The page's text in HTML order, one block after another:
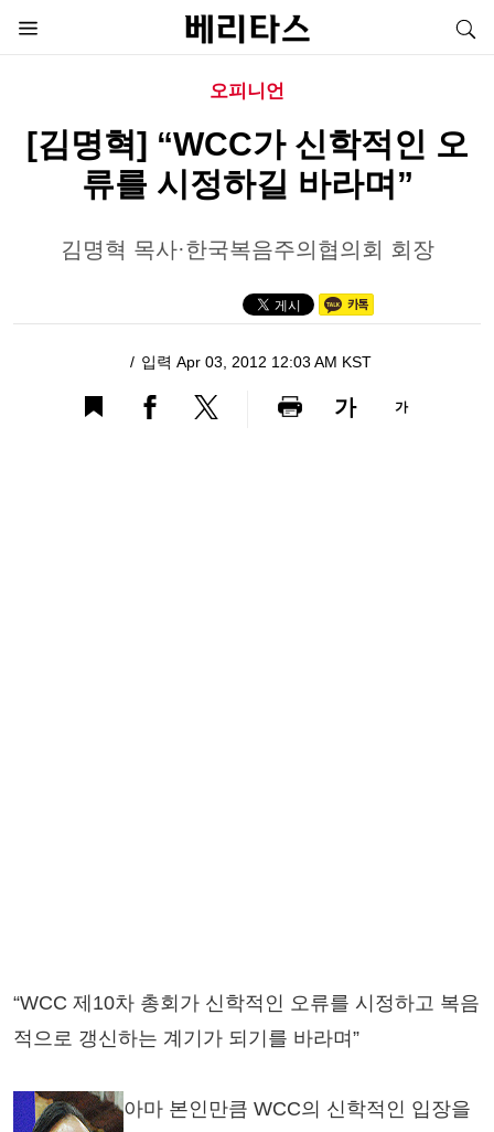
오피니언
[김명혁] “WCC가 신학적인 오
류를 시정하길 바라며”
김명혁 목사·한국복음주의협의회 회장
입력 Apr 03, 2012 12:03 AM KST
가 가
“WCC 제10차 총회가 신학적인 오류를 시정하고 복음
적으로 갱신하는 계기가 되기를 바라며”
아마 본인만큼 WCC의 신학적인 입장을